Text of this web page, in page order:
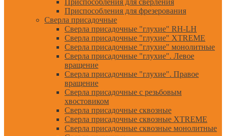
Приспособления для сверления
Приспособления для фрезерования
Сверла присадочные
Сверла присадочные "глухие" RH-LH
Сверла присадочные "глухие" XTREME
Сверла присадочные "глухие" монолитные
Сверла присадочные "глухие". Левое
вращение
Сверла присадочные "глухие". Правое
вращение
Сверла присадочные с резьбовым
хвостовиком
Сверла присадочные сквозные
Сверла присадочные сквозные XTREME
Сверла присадочные сквозные монолитные